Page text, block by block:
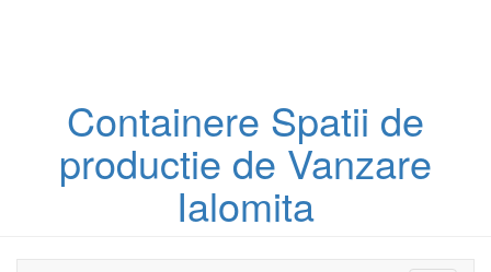
Containere Spatii de
productie de Vanzare
Ialomita